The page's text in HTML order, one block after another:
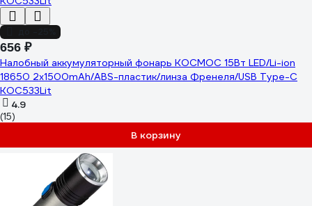
656 ₽
Налобный аккумуляторный фонарь КОСМОС 15Вт LED/Li-ion
18650 2х1500mAh/ABS-пластик/линза Френеля/USB Type-C
KOC533Lit
4.9
(15)
В корзину